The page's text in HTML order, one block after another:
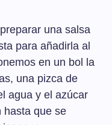
una salsa
para añadirla al
en un bol la
una pizca de
agua y el azúcar
hasta que se